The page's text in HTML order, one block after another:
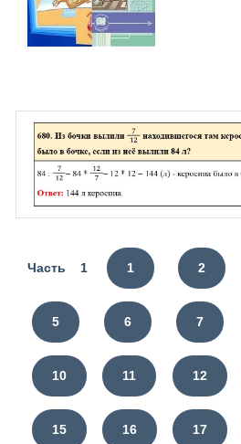
Часть 1 1 2
5 6 7
10 11 12
15 16 17